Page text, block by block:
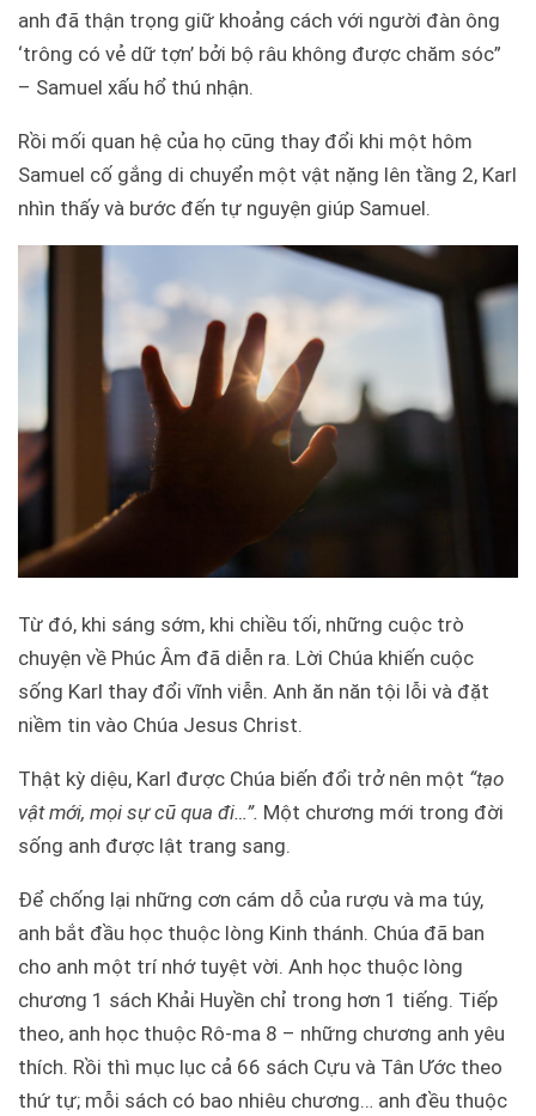
anh đã thận trọng giữ khoảng cách với người đàn ông
‘trông có vẻ dữ tợn’ bởi bộ râu không được chăm sóc”
– Samuel xấu hổ thú nhận.
Rồi mối quan hệ của họ cũng thay đổi khi một hôm
Samuel cố gắng di chuyển một vật nặng lên tầng 2, Karl
nhìn thấy và bước đến tự nguyện giúp Samuel.
Từ đó, khi sáng sớm, khi chiều tối, những cuộc trò
chuyện về Phúc Âm đã diễn ra. Lời Chúa khiến cuộc
sống Karl thay đổi vĩnh viễn. Anh ăn năn tội lỗi và đặt
niềm tin vào Chúa Jesus Christ.
Thật kỳ diệu, Karl được Chúa biến đổi trở nên một “tạo
vật mới, mọi sự cũ qua đi…”. Một chương mới trong đời
sống anh được lật trang sang.
Để chống lại những cơn cám dỗ của rượu và ma túy,
anh bắt đầu học thuộc lòng Kinh thánh. Chúa đã ban
cho anh một trí nhớ tuyệt vời. Anh học thuộc lòng
chương 1 sách Khải Huyền chỉ trong hơn 1 tiếng. Tiếp
theo, anh học thuộc Rô-ma 8 – những chương anh yêu
thích. Rồi thì mục lục cả 66 sách Cựu và Tân Ước theo
thứ tự; mỗi sách có bao nhiêu chương… anh đều thuộc